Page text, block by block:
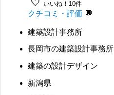
🤍 いいね！10件
クチコミ・評価
建築設計事務所
長岡市の建築設計事務所
建築の設計デザイン
新潟県